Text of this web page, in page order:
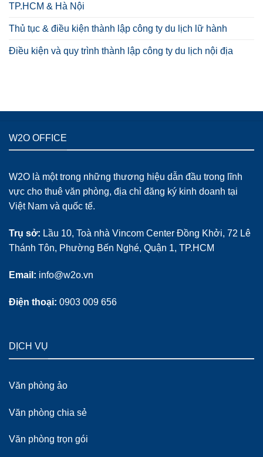
TP.HCM & Hà Nội
Thủ tục & điều kiện thành lập công ty du lịch lữ hành
Điều kiện và quy trình thành lập công ty du lịch nội địa
W2O OFFICE
W2O là một trong những thương hiệu dẫn đầu trong lĩnh
vực cho thuê văn phòng, địa chỉ đăng ký kinh doanh tại
Việt Nam và quốc tế.
Trụ sở: Lầu 10, Toà nhà Vincom Center Đồng Khởi, 72 Lê
Thánh Tôn, Phường Bến Nghé, Quận 1, TP.HCM
Email: info@w2o.vn
Điện thoại: 0903 009 656
DỊCH VỤ
Văn phòng ảo
Văn phòng chia sẻ
Văn phòng trọn gói